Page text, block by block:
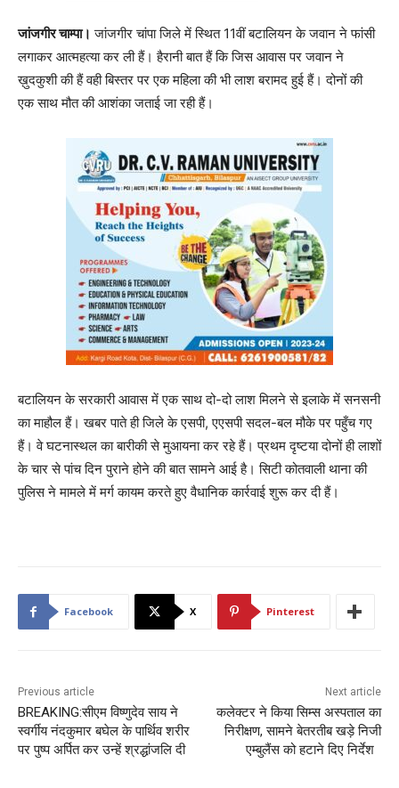
जांजगीर चाम्पा। जांजगीर चांपा जिले में स्थित 11वीं बटालियन के जवान ने फांसी
लगाकर आत्महत्या कर ली हैं। हैरानी बात हैं कि जिस आवास पर जवान ने
ख़ुदकुशी की हैं वही बिस्तर पर एक महिला की भी लाश बरामद हुई हैं। दोनों की
एक साथ मौत की आशंका जताई जा रही हैं।
बटालियन के सरकारी आवास में एक साथ दो-दो लाश मिलने से इलाके में सनसनी
का माहौल हैं। खबर पाते ही जिले के एसपी, एएसपी सदल-बल मौके पर पहुँच गए
हैं। वे घटनास्थल का बारीकी से मुआयना कर रहे हैं। प्रथम दृष्टया दोनों ही लाशों
के चार से पांच दिन पुराने होने की बात सामने आई है। सिटी कोतवाली थाना की
पुलिस ने मामले में मर्ग कायम करते हुए वैधानिक कार्रवाई शुरू कर दी हैं।
Facebook X Pinterest
Previous article
BREAKING:सीएम विष्णुदेव साय ने
स्वर्गीय नंदकुमार बघेल के पार्थिव शरीर
पर पुष्प अर्पित कर उन्हें श्रद्धांजलि दी
Next article
कलेक्टर ने किया सिम्स अस्पताल का
निरीक्षण, सामने बेतरतीब खड़े निजी
एम्बुलैंस को हटाने दिए निर्देश